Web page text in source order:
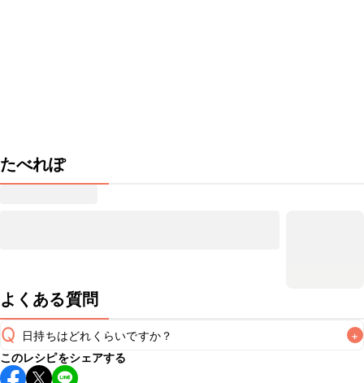
たべれぽ
よくある質問
Q 日持ちはどれくらいですか？ +
保存期間は冷蔵で当日中が目安です。なるべくお早めにお召
このレシピをシェアする